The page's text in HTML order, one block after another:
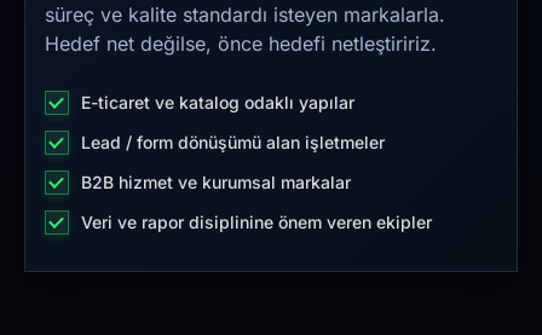
süreç ve kalite standardı isteyen markalarla.
Hedef net değilse, önce hedefi netleştiririz.
E-ticaret ve katalog odaklı yapılar
Lead / form dönüşümü alan işletmeler
B2B hizmet ve kurumsal markalar
Veri ve rapor disiplinine önem veren ekipler